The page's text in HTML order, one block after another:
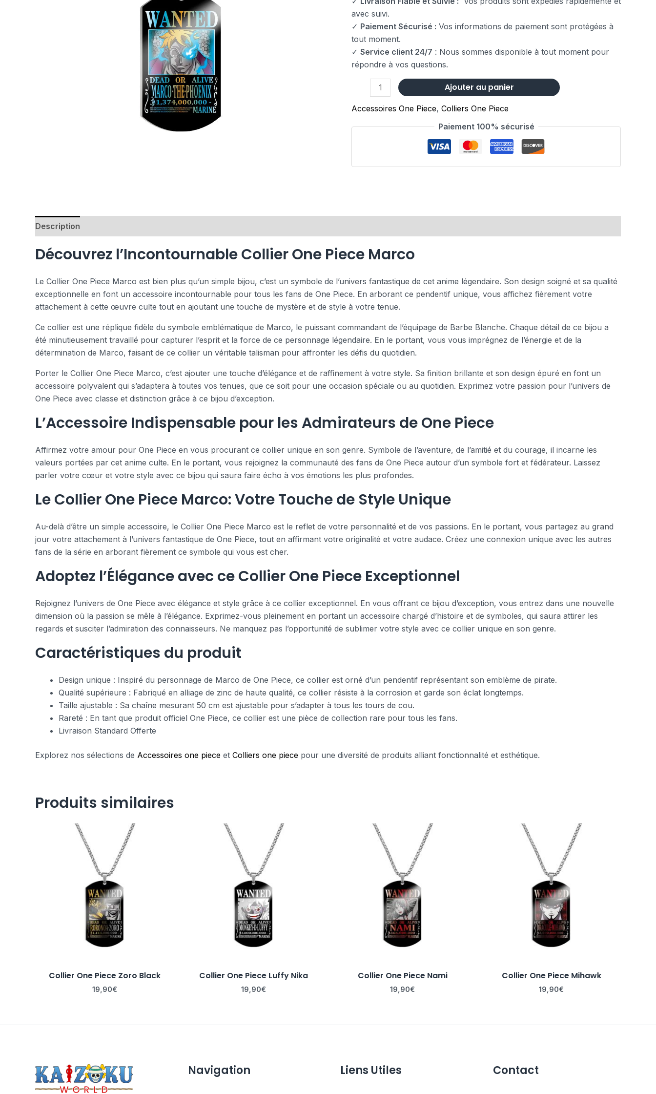
avec suivi.
✓ Paiement Sécurisé : Vos informations de paiement sont protégées à
tout moment.
✓ Service client 24/7 : Nous sommes disponible à tout moment pour
répondre à vos questions.
Ajouter au panier
Accessoires One Piece, Colliers One Piece
Paiement 100% sécurisé
Description
Découvrez l’Incontournable Collier One Piece Marco
Le Collier One Piece Marco est bien plus qu’un simple bijou, c’est un symbole de l’univers fantastique de cet anime légendaire. Son design soigné et sa qualité
exceptionnelle en font un accessoire incontournable pour tous les fans de One Piece. En arborant ce pendentif unique, vous affichez fièrement votre
attachement à cette œuvre culte tout en ajoutant une touche de mystère et de style à votre tenue.
Ce collier est une réplique fidèle du symbole emblématique de Marco, le puissant commandant de l’équipage de Barbe Blanche. Chaque détail de ce bijou a
été minutieusement travaillé pour capturer l’esprit et la force de ce personnage légendaire. En le portant, vous vous imprégnez de l’énergie et de la
détermination de Marco, faisant de ce collier un véritable talisman pour affronter les défis du quotidien.
Porter le Collier One Piece Marco, c’est ajouter une touche d’élégance et de raffinement à votre style. Sa finition brillante et son design épuré en font un
accessoire polyvalent qui s’adaptera à toutes vos tenues, que ce soit pour une occasion spéciale ou au quotidien. Exprimez votre passion pour l’univers de
One Piece avec classe et distinction grâce à ce bijou d’exception.
L’Accessoire Indispensable pour les Admirateurs de One Piece
Affirmez votre amour pour One Piece en vous procurant ce collier unique en son genre. Symbole de l’aventure, de l’amitié et du courage, il incarne les
valeurs portées par cet anime culte. En le portant, vous rejoignez la communauté des fans de One Piece autour d’un symbole fort et fédérateur. Laissez
parler votre cœur et votre style avec ce bijou qui saura faire écho à vos émotions les plus profondes.
Le Collier One Piece Marco: Votre Touche de Style Unique
Au-delà d’être un simple accessoire, le Collier One Piece Marco est le reflet de votre personnalité et de vos passions. En le portant, vous partagez au grand
jour votre attachement à l’univers fantastique de One Piece, tout en affirmant votre originalité et votre audace. Créez une connexion unique avec les autres
fans de la série en arborant fièrement ce symbole qui vous est cher.
Adoptez l’Élégance avec ce Collier One Piece Exceptionnel
Rejoignez l’univers de One Piece avec élégance et style grâce à ce collier exceptionnel. En vous offrant ce bijou d’exception, vous entrez dans une nouvelle
dimension où la passion se mêle à l’élégance. Exprimez-vous pleinement en portant un accessoire chargé d’histoire et de symboles, qui saura attirer les
regards et susciter l’admiration des connaisseurs. Ne manquez pas l’opportunité de sublimer votre style avec ce collier unique en son genre.
Caractéristiques du produit
Design unique : Inspiré du personnage de Marco de One Piece, ce collier est orné d’un pendentif représentant son emblème de pirate.
Qualité supérieure : Fabriqué en alliage de zinc de haute qualité, ce collier résiste à la corrosion et garde son éclat longtemps.
Taille ajustable : Sa chaîne mesurant 50 cm est ajustable pour s’adapter à tous les tours de cou.
Rareté : En tant que produit officiel One Piece, ce collier est une pièce de collection rare pour tous les fans.
Livraison Standard Offerte
Explorez nos sélections de Accessoires one piece et Colliers one piece pour une diversité de produits alliant fonctionnalité et esthétique.
Produits similaires
Collier One Piece Zoro Black
19,90€
Collier One Piece Luffy Nika
19,90€
Collier One Piece Nami
19,90€
Collier One Piece Mihawk
19,90€
Navigation Liens Utiles Contact